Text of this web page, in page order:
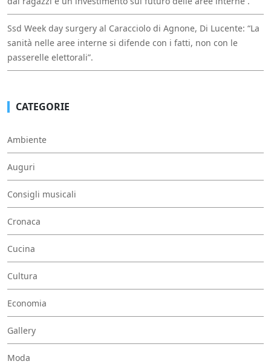
Ssd Week day surgery al Caracciolo di Agnone, Di Lucente: “La
sanità nelle aree interne si difende con i fatti, non con le
passerelle elettorali”.
CATEGORIE
Ambiente
Auguri
Consigli musicali
Cronaca
Cucina
Cultura
Economia
Gallery
Moda